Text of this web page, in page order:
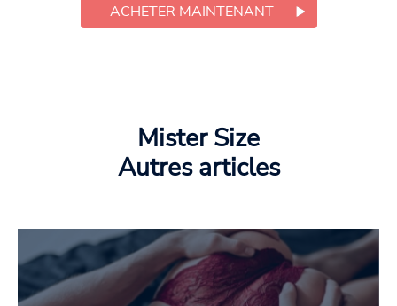
ACHETER MAINTENANT
Mister Size
Autres articles